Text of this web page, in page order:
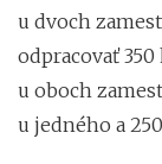
u dvoch
odpracovať
u oboch
u jedného a